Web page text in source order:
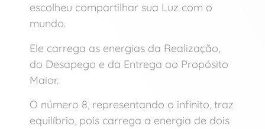
escolheu compartilhar sua Luz com o
mundo.
Ele carrega as energias da Realização,
do Desapego e da Entrega ao Propósito
Maior.
O número 8, representando o infinito, traz
equilíbrio, pois carrega a energia de dois